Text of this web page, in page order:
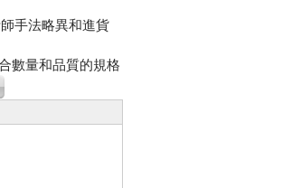
手法略異和進貨
數量和品質的規格